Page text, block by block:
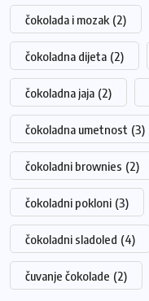
čokolada i mozak (2)
čokoladna dijeta (2)
čokoladna jaja (2)
čokoladna umetnost (3)
čokoladni brownies (2)
čokoladni pokloni (3)
čokoladni sladoled (4)
čuvanje čokolade (2)